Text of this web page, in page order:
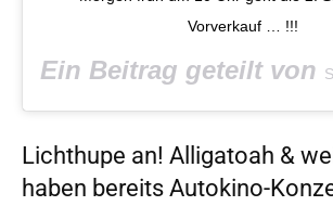
Vorverkauf … !!!
Ein Beitrag geteilt von
Lichthupe an! Alligatoah &
haben bereits Autokino-